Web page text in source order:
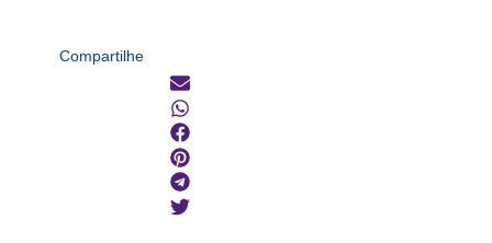
Compartilhe